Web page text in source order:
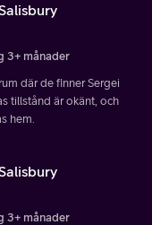
3+ månader
där de finner Sergei
tillstånd är okänt, och
hem.
3+ månader